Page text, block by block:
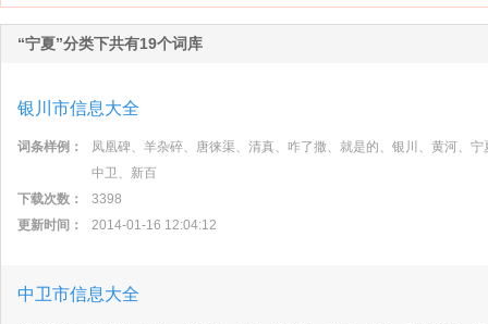
“宁夏”分类下共有19个词库
银川市信息大全
词条样例：
凤凰碑、羊杂碎、唐徕渠、清真、咋了撒、就是的、银川、黄河、
中卫、新百
下载次数：
3398
更新时间：
2014-01-16 12:04:12
中卫市信息大全